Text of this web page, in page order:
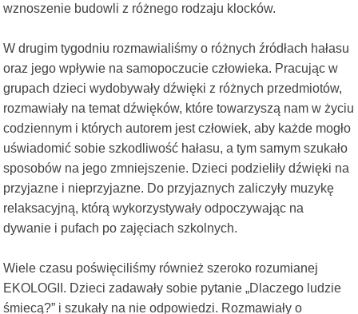
wznoszenie budowli z różnego rodzaju klocków.
W drugim tygodniu rozmawialiśmy o różnych źródłach hałasu
oraz jego wpływie na samopoczucie człowieka. Pracując w
grupach dzieci wydobywały dźwięki z różnych przedmiotów,
rozmawiały na temat dźwięków, które towarzyszą nam w życiu
codziennym i których autorem jest człowiek, aby każde mogło
uświadomić sobie szkodliwość hałasu, a tym samym szukało
sposobów na jego zmniejszenie. Dzieci podzieliły dźwięki na
przyjazne i nieprzyjazne. Do przyjaznych zaliczyły muzykę
relaksacyjną, którą wykorzystywały odpoczywając na
dywanie i pufach po zajęciach szkolnych.
Wiele czasu poświęciliśmy również szeroko rozumianej
EKOLOGII. Dzieci zadawały sobie pytanie „Dlaczego ludzie
śmiecą?” i szukały na nie odpowiedzi. Rozmawiały o